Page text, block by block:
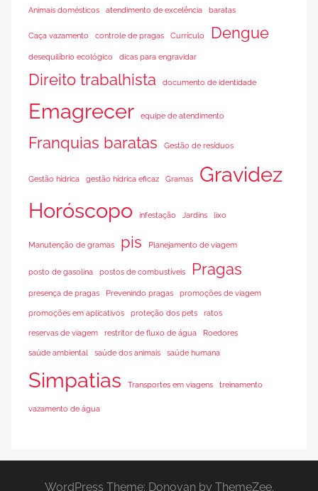
Animais domésticos atendimento de excelência baratas
Caça vazamento controle de pragas Currículo Dengue
desequilíbrio ecológico dicas para engravidar
Direito trabalhista documento de identidade
Emagrecer equipe de atendimento
Franquias baratas Gestão de resíduos
Gestão hídrica gestão hídrica eficaz Gramas
Gravidez
Horóscopo
infestação Jardins lixo
Manutenção de gramas pis Planejamento de viagem
posto de gasolina postos de combustíveis Pragas
presença de pragas Prevenindo pragas promoções de viagem
promoções em aplicativos proteção dos pets ratos
reservas de viagem restritor de fluxo de água Roedores
saúde ambiental saúde dos animais saúde humana
Simpatias Transportes em viagens treinamento
vazamento de água
WordPress Theme: Donovan by ThemeZee.